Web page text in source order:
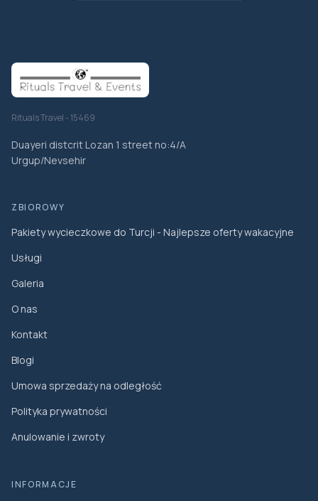
Rituals Travel - 15469
Duayeri distcrit Lozan 1 street no:4/A
Urgup/Nevsehir
ZBIOROWY
Pakiety wycieczkowe do Turcji - Najlepsze oferty wakacyjne
Usługi
Galeria
O nas
Kontakt
Blogi
Umowa sprzedaży na odległość
Polityka prywatności
Anulowanie i zwroty
INFORMACJE